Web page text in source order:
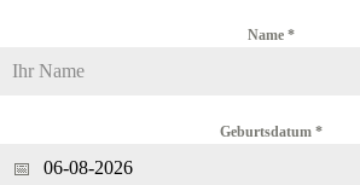
Name *
Geburtsdatum *